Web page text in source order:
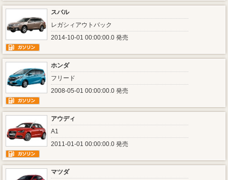
スバル
レガシィアウトバック
2014-10-01 00:00:00.0 発売
ホンダ
フリード
2008-05-01 00:00:00.0 発売
アウディ
A1
2011-01-01 00:00:00.0 発売
マツダ